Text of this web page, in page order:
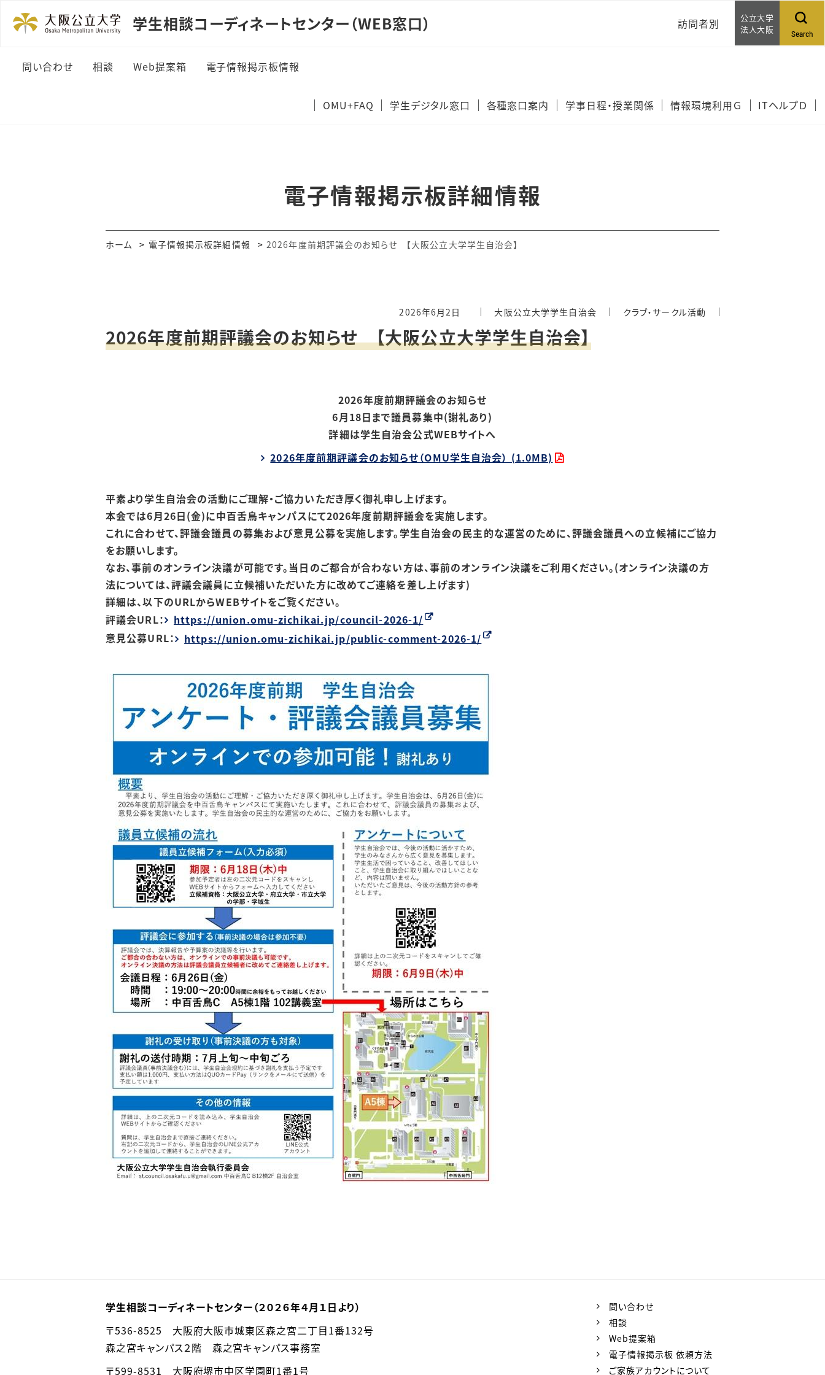
学生相談コーディネートセンター（WEB窓口） 訪問者別
問い合わせる
公立大学
法人大阪
Search
問い合わせ 相談 Web提案箱 電子情報掲示板情報
OMU+FAQ 学生デジタル窓口 各種窓口案内 学事日程・授業関係 情報環境利用Ｇ ITヘルプＤ
電子情報掲示板詳細情報
ホーム 電子情報掲示板詳細情報 2026年度前期評議会のお知らせ 【大阪公立大学学生自治会】
2026年6月2日 大阪公立大学学生自治会 クラブ・サークル活動
2026年度前期評議会のお知らせ 【大阪公立大学学生自治会】
2026年度前期評議会のお知らせ
6月18日まで議員募集中(謝礼あり)
詳細は学生自治会公式WEBサイトへ
2026年度前期評議会のお知らせ（OMU学生自治会） (1.0MB)
平素より学生自治会の活動にご理解・ご協力いただき厚く御礼申し上げます。
本会では6月26日(金)に中百舌鳥キャンパスにて2026年度前期評議会を実施します。
これに合わせて、評議会議員の募集および意見公募を実施します。学生自治会の民主的な運営のために、評議会議員への立候補にご協力
をお願いします。
なお、事前のオンライン決議が可能です。当日のご都合が合わない方は、事前のオンライン決議をご利用ください。(オンライン決議の方
法については、評議会議員に立候補いただいた方に改めてご連絡を差し上げます)
詳細は、以下のURLからWEBサイトをご覧ください。
評議会URL：
https://union.omu-zichikai.jp/council-2026-1/
意見公募URL：
https://union.omu-zichikai.jp/public-comment-2026-1/
学生相談コーディネートセンター（２０２６年４月１日より）
〒536-8525 大阪府大阪市城東区森之宮二丁目1番132号
森之宮キャンパス２階 森之宮キャンパス事務室
〒599-8531 大阪府堺市中区学園町1番1号
問い合わせ
相談
Web提案箱
電子情報掲示板 依頼方法
ご家族アカウントについて